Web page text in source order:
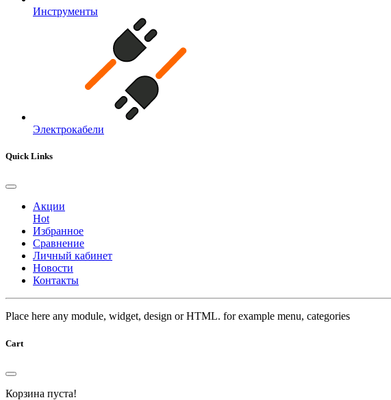
Инструменты
Электрокабели
Quick Links
Акции
Hot
Избранное
Сравнение
Личный кабинет
Новости
Контакты
Place here any module, widget, design or HTML. for example menu, categories
Cart
Корзина пуста!